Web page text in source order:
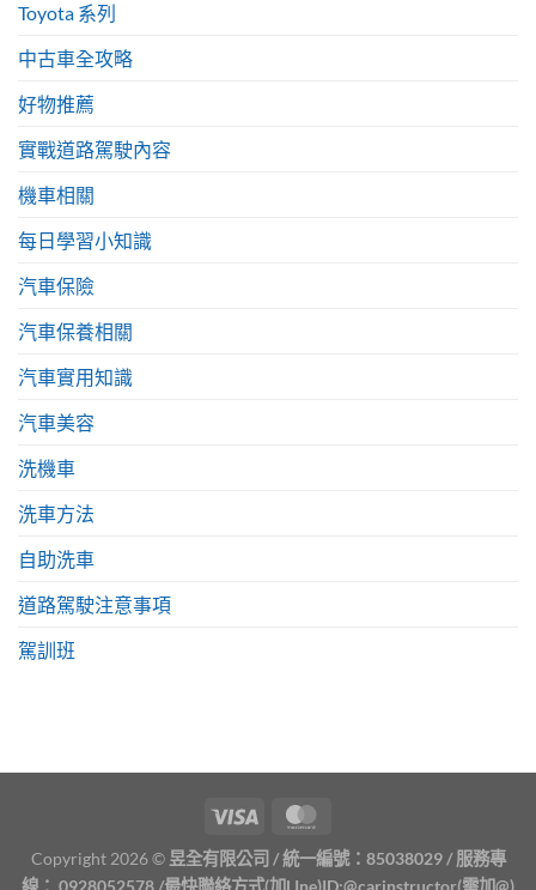
Toyota 系列
中古車全攻略
好物推薦
實戰道路駕駛內容
機車相關
每日學習小知識
汽車保險
汽車保養相關
汽車實用知識
汽車美容
洗機車
洗車方法
自助洗車
道路駕駛注意事項
駕訓班
Copyright 2026 © 昱全有限公司 / 統一編號：85038029 / 服務專
線： 0928052578 /最快聯絡方式(加LIne)ID:@carinstructor(需加@)